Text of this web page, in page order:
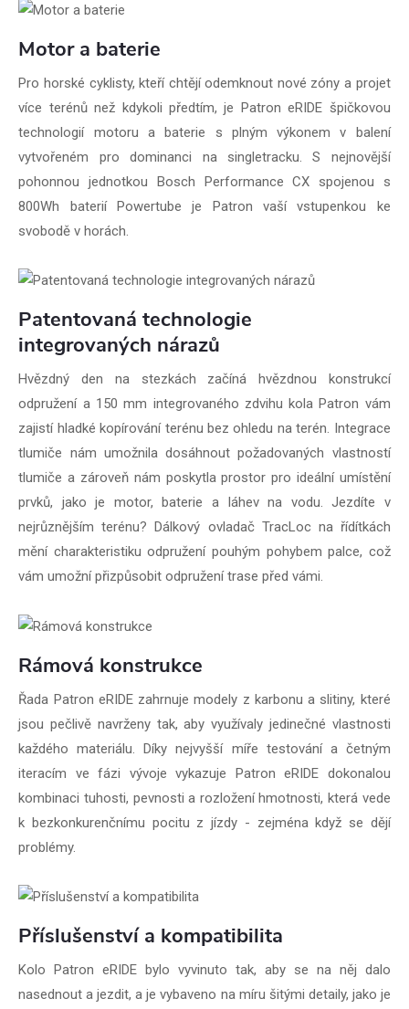
Motor a baterie
Pro horské cyklisty, kteří chtějí odemknout nové zóny a projet
více terénů než kdykoli předtím, je Patron eRIDE špičkovou
technologií motoru a baterie s plným výkonem v balení
vytvořeném pro dominanci na singletracku. S nejnovější
pohonnou jednotkou Bosch Performance CX spojenou s
800Wh baterií Powertube je Patron vaší vstupenkou ke
svobodě v horách.
Patentovaná technologie
integrovaných nárazů
Hvězdný den na stezkách začíná hvězdnou konstrukcí
odpružení a 150 mm integrovaného zdvihu kola Patron vám
zajistí hladké kopírování terénu bez ohledu na terén. Integrace
tlumiče nám umožnila dosáhnout požadovaných vlastností
tlumiče a zároveň nám poskytla prostor pro ideální umístění
prvků, jako je motor, baterie a láhev na vodu. Jezdíte v
nejrůznějším terénu? Dálkový ovladač TracLoc na řídítkách
mění charakteristiku odpružení pouhým pohybem palce, což
vám umožní přizpůsobit odpružení trase před vámi.
Rámová konstrukce
Řada Patron eRIDE zahrnuje modely z karbonu a slitiny, které
jsou pečlivě navrženy tak, aby využívaly jedinečné vlastnosti
každého materiálu. Díky nejvyšší míře testování a četným
iteracím ve fázi vývoje vykazuje Patron eRIDE dokonalou
kombinaci tuhosti, pevnosti a rozložení hmotnosti, která vede
k bezkonkurenčnímu pocitu z jízdy - zejména když se dějí
problémy.
Příslušenství a kompatibilita
Kolo Patron eRIDE bylo vyvinuto tak, aby se na něj dalo
nasednout a jezdit, a je vybaveno na míru šitými detaily, jako je